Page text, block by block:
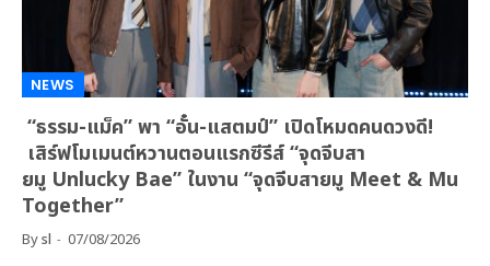
NEWS
“ธรรม-แม็ค” พา “อั๋น-แสตมป์” เปิดโหมดคนดวงดี!
เสิร์ฟโมเมนต์หวานตอนแรกซีรีส์ “จุดจีบสา
ยมู Unlucky Bae” ในงาน “จุดจีบสายมู Meet & Mu
Together”
Bysl 07/08/2026